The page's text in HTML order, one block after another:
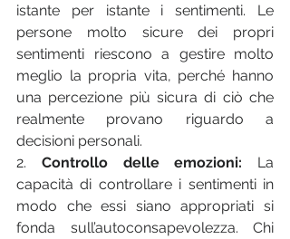
istante per istante i sentimenti. Le
persone molto sicure dei propri
sentimenti riescono a gestire molto
meglio la propria vita, perché hanno
una percezione più sicura di ciò che
realmente provano riguardo a
decisioni personali.
2. Controllo delle emozioni: La
capacità di controllare i sentimenti in
modo che essi siano appropriati si
fonda sull’autoconsapevolezza. Chi